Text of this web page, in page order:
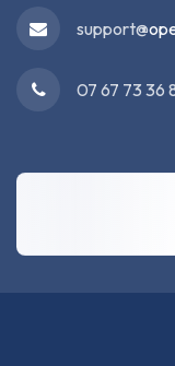
support@
07 67 73 36